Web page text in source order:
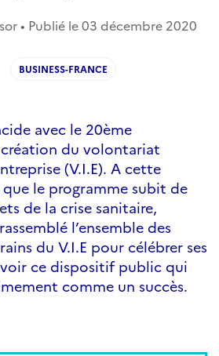
• Publié le03 décembre 2020
BUSINESS-FRANCE
avec le 20ème
création du volontariat
(V.I.E). A cette
le programme subit de
de la crise sanitaire,
l’ensemble des
du V.I.E pour célébrer ses
ce dispositif public qui
comme un succès.